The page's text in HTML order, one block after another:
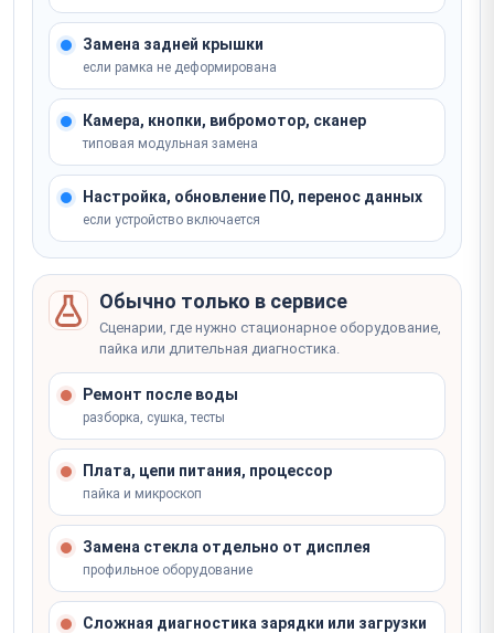
АНАЛОГ от 3 500 ₽
Не уверены, что сломалось? Мастер определит на
месте
Замена антенного модуля Wi-Fi 7 / Bluetooth 5.4
Замена Wi-Fi модуля
от 1 часа
ОРИГИНАЛ
АНАЛОГ от 3 000 ₽
месте
Защита экрана гидрогелевой плёнкой (6.7")
Защита гидрогелевой пленкой
от 15 минут
от 1 500 ₽
Не уверены, что сломалось? Мастер определит на
месте
Замена задней крышки
если рамка не деформирована
Камера, кнопки, вибромотор, сканер
типовая модульная замена
Настройка, обновление ПО, перенос данных
если устройство включается
Обычно только в сервисе
Сценарии, где нужно стационарное оборудование,
пайка или длительная диагностика.
Ремонт после воды
разборка, сушка, тесты
Плата, цепи питания, процессор
пайка и микроскоп
Замена стекла отдельно от дисплея
профильное оборудование
Сложная диагностика зарядки или загрузки